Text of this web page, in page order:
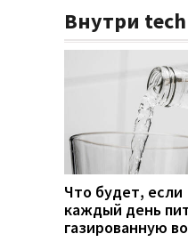
Внутри
Что будет, если
каждый день
газированную